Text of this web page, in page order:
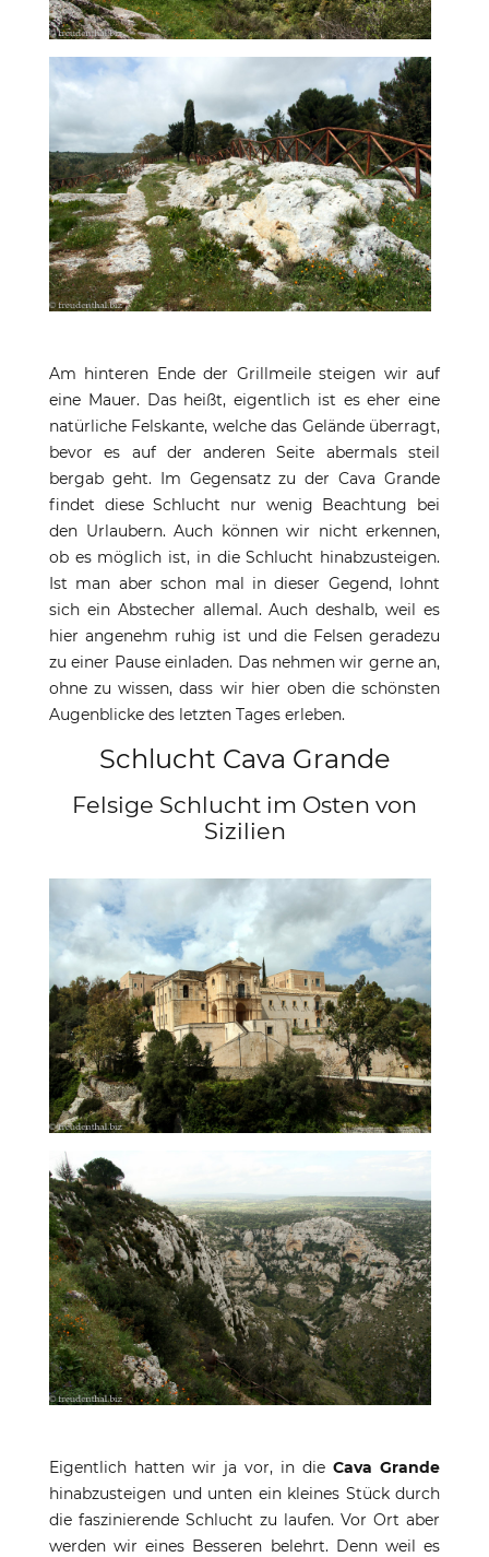
Am hinteren Ende der Grillmeile steigen wir auf
eine Mauer. Das heißt, eigentlich ist es eher eine
natürliche Felskante, welche das Gelände überragt,
bevor es auf der anderen Seite abermals steil
bergab geht. Im Gegensatz zu der Cava Grande
findet diese Schlucht nur wenig Beachtung bei
den Urlaubern. Auch können wir nicht erkennen,
ob es möglich ist, in die Schlucht hinabzusteigen.
Ist man aber schon mal in dieser Gegend, lohnt
sich ein Abstecher allemal. Auch deshalb, weil es
hier angenehm ruhig ist und die Felsen geradezu
zu einer Pause einladen. Das nehmen wir gerne an,
ohne zu wissen, dass wir hier oben die schönsten
Augenblicke des letzten Tages erleben.
Schlucht Cava Grande
Felsige Schlucht im Osten von
Sizilien
Eigentlich hatten wir ja vor, in die Cava Grande
hinabzusteigen und unten ein kleines Stück durch
die faszinierende Schlucht zu laufen. Vor Ort aber
werden wir eines Besseren belehrt. Denn weil es